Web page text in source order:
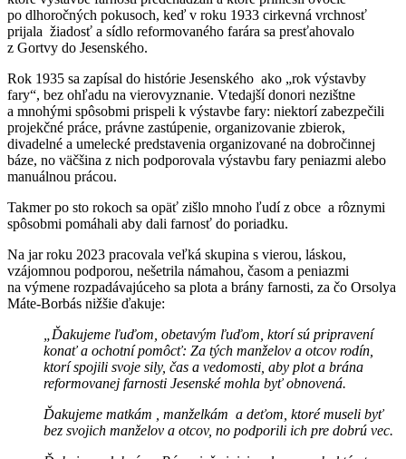
po dlhoročných pokusoch, keď v roku 1933 cirkevná vrchnosť
prijala žiadosť a sídlo reformovaného farára sa presťahovalo
z Gortvy do Jesenského.
Rok 1935 sa zapísal do histórie Jesenského ako „rok výstavby
fary“, bez ohľadu na vierovyznanie. Vtedajší donori nezištne
a mnohými spôsobmi prispeli k výstavbe fary: niektorí zabezpečili
projekčné práce, právne zastúpenie, organizovanie zbierok,
divadelné a umelecké predstavenia organizované na dobročinnej
báze, no väčšina z nich podporovala výstavbu fary peniazmi alebo
manuálnou prácou.
Takmer po sto rokoch sa opäť zišlo mnoho ľudí z obce a rôznymi
spôsobmi pomáhali aby dali farnosť do poriadku.
Na jar roku 2023 pracovala veľká skupina s vierou, láskou,
vzájomnou podporou, nešetrila námahou, časom a peniazmi
na výmene rozpadávajúceho sa plota a brány farnosti, za čo Orsolya
Máte-Borbás nižšie ďakuje:
„Ďakujeme ľuďom, obetavým ľuďom, ktorí sú pripravení
konať a ochotní pomôcť: Za tých manželov a otcov rodín,
ktorí spojili svoje sily, čas a vedomosti, aby plot a brána
reformovanej farnosti Jesenské mohla byť obnovená.
Ďakujeme matkám , manželkám a deťom, ktoré museli byť
bez svojich manželov a otcov, no podporili ich pre dobrú vec.